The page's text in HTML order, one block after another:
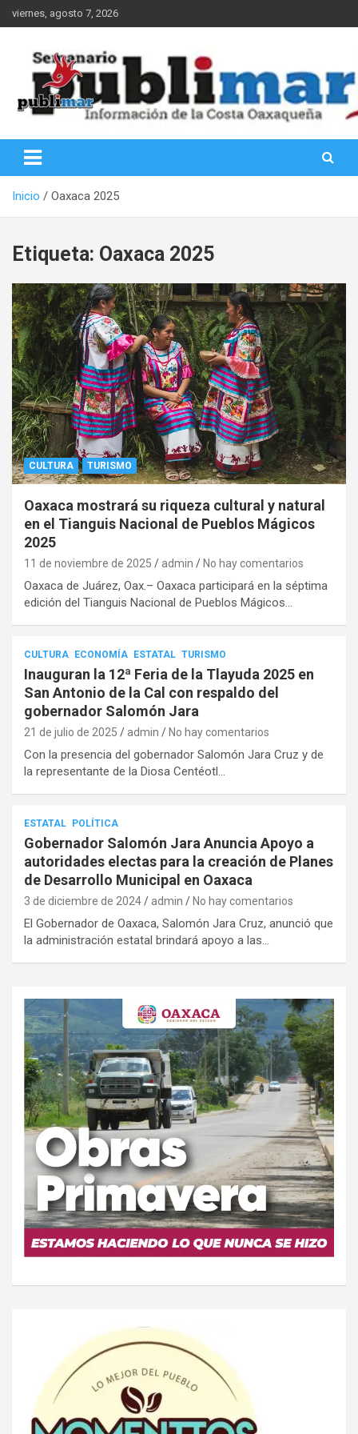
Saltar
al
viernes, agosto 7, 2026
PubliMar
Inicio Oaxaca 2025
Etiqueta: Oaxaca 2025
CULTURA TURISMO
Oaxaca mostrará su riqueza cultural y natural
en el Tianguis Nacional de Pueblos Mágicos
2025
11 de noviembre de 2025 admin No hay comentarios
Oaxaca de Juárez, Oax.– Oaxaca participará en la séptima
edición del Tianguis Nacional de Pueblos Mágicos…
CULTURA ECONOMÍA ESTATAL TURISMO
Inauguran la 12ª Feria de la Tlayuda 2025 en
San Antonio de la Cal con respaldo del
gobernador Salomón Jara
21 de julio de 2025 admin No hay comentarios
Con la presencia del gobernador Salomón Jara Cruz y de
la representante de la Diosa Centéotl…
ESTATAL POLÍTICA
Gobernador Salomón Jara Anuncia Apoyo a
autoridades electas para la creación de Planes
de Desarrollo Municipal en Oaxaca
3 de diciembre de 2024 admin No hay comentarios
El Gobernador de Oaxaca, Salomón Jara Cruz, anunció que
la administración estatal brindará apoyo a las…